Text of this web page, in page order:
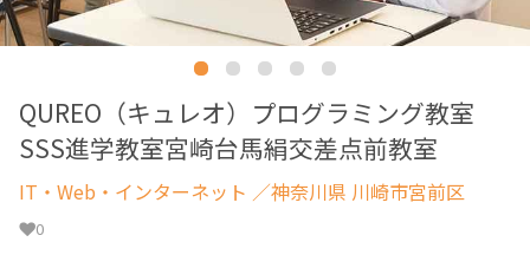
QUREO（キュレオ）プログラミング教室
SSS進学教室宮崎台馬絹交差点前教室
IT・Web・インターネット ／神奈川県 川崎市宮前区
0